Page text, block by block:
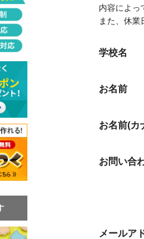
内容によっ
また、休業
学校名
お名前
お名前(カ
お問い合
メールア